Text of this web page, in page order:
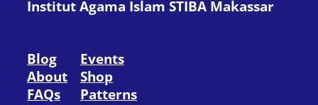
Institut Agama Islam STIBA Makassar
Blog
About
FAQs
Events
Shop
Patterns